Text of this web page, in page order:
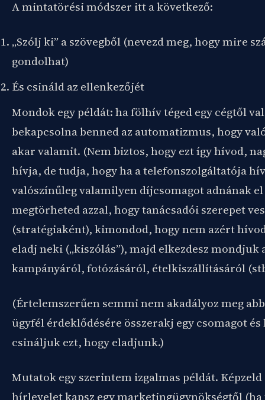
A mintatörési módszer itt a következő:
„Szólj ki” a szövegből (nevezd meg, hogy mire
gondolhat)
És csináld az ellenkezőjét
Mondok egy példát: ha fölhív téged egy cégtől
bekapcsolna benned az automatizmus, hogy
akar valamit. (Nem biztos, hogy ezt így hívod,
hívja, de tudja, hogy ha a telefonszolgáltatója
valószínűleg valamilyen díjcsomagot adnának
megtörheted azzal, hogy tanácsadói szerepet
(stratégiaként), kimondod, hogy nem azért
eladj neki („kiszólás”), majd elkezdesz mondjuk
kampányáról, fotózásáról, ételkiszállításáról
(Értelemszerűen semmi nem akadályoz meg
ügyfél érdeklődésére összerakj egy csomagot
csináljuk ezt, hogy eladjunk.)
Mutatok egy szerintem izgalmas példát. Képzeld
hírlevelet kapsz egy marketingügynökségtől